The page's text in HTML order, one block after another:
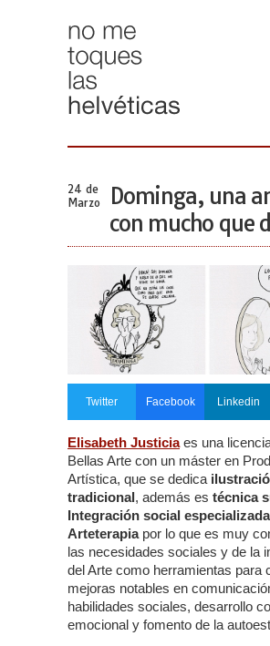
24 de
Marzo
Dominga, una
con mucho que
Twitter Facebook Linkedin
Elisabeth Justiciaes una
Bellas Arte con un máster en
Artística, que se dedica
tradicional, además es técnica
Integración social
Arteterapiapor lo que es muy
las necesidades sociales y de la
del Arte como herramientas para
mejoras notables en
habilidades sociales, desarrollo
emocional y fomento de la